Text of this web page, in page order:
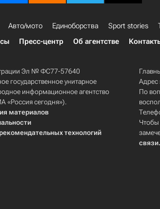
Авто/мото Единоборства Sport stories
Пресс-центр Об агентстве
Эл № ФС77-57640
государственное унитарное
информационное агентство
«Россия сегодня»).
материалов
технологий
Адрес
По
Чтобы
связи.